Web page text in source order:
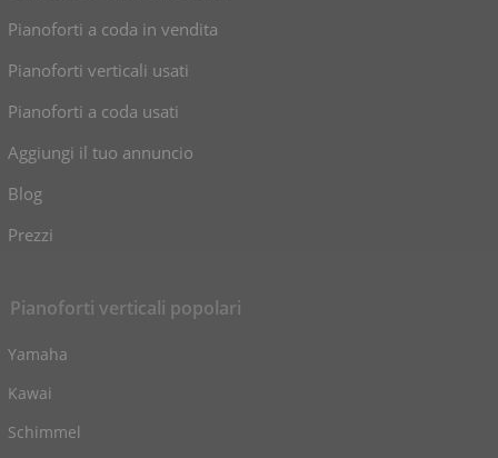
Pianoforti a coda in vendita
Pianoforti verticali usati
Pianoforti a coda usati
Aggiungi il tuo annuncio
Blog
Prezzi
Pianoforti verticali popolari
Yamaha
Kawai
Schimmel